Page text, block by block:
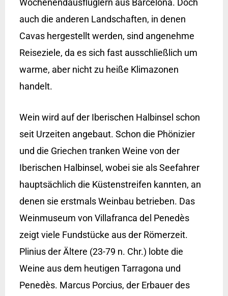
auch die anderen Landschaften, in denen
Cavas hergestellt werden, sind angenehme
Reiseziele, da es sich fast ausschließlich um
warme, aber nicht zu heiße Klimazonen
handelt.
Wein wird auf der Iberischen Halbinsel schon
seit Urzeiten angebaut. Schon die Phönizier
und die Griechen tranken Weine von der
Iberischen Halbinsel, wobei sie als Seefahrer
hauptsächlich die Küstenstreifen kannten, an
denen sie erstmals Weinbau betrieben. Das
Weinmuseum von Villafranca del Penedès
zeigt viele Fundstücke aus der Römerzeit.
Plinius der Ältere (23-79 n. Chr.) lobte die
Weine aus dem heutigen Tarragona und
Penedès. Marcus Porcius, der Erbauer des